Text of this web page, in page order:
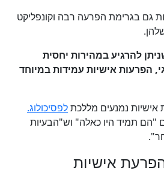
גם בגרימת הפרעה רבה וקונפליקט
להרגיע במהירות יחסית
הפרעות אישיות עמידות במיוחד
נמנעים מללכתלפסיכולוג.
"הם תמיד היו כאלה" וש"הבעיות
אישיות